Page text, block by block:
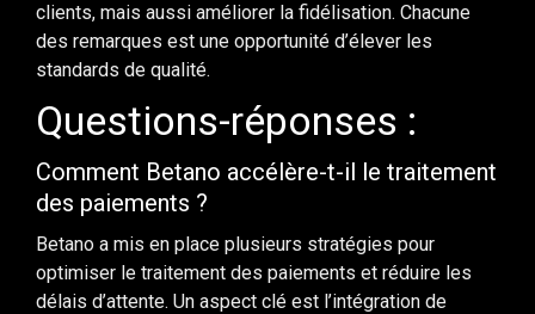
clients, mais aussi améliorer la fidélisation. Chacune
des remarques est une opportunité d’élever les
standards de qualité.
Questions-réponses :
Comment Betano accélère-t-il le traitement
des paiements ?
Betano a mis en place plusieurs stratégies pour
optimiser le traitement des paiements et réduire les
délais d’attente. Un aspect clé est l’intégration de